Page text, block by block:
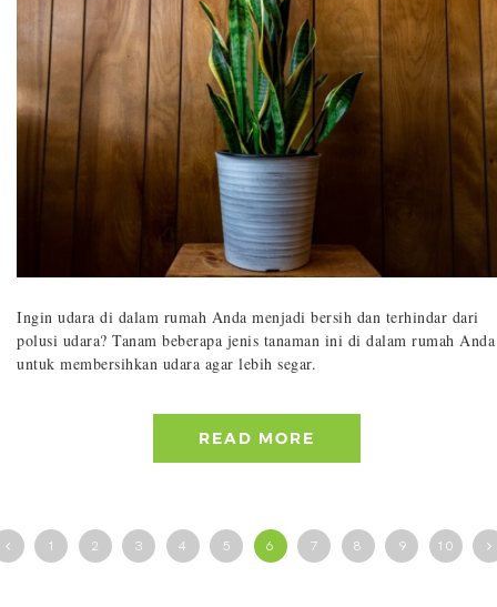
Ingin udara di dalam rumah Anda menjadi bersih dan terhindar dari
polusi udara? Tanam beberapa jenis tanaman ini di dalam rumah Anda
untuk membersihkan udara agar lebih segar.
READ MORE
1 2 3 4 5 6 7 8 9 10